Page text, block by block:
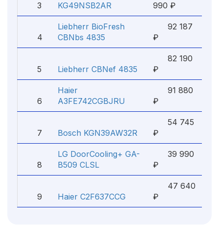
3
KG49NSB2AR
990 ₽
4
Liebherr BioFresh
CBNbs 4835
92 187
₽
5 Liebherr CBNef 4835
82 190
₽
6
Haier
A3FE742CGBJRU
91 880
₽
7 Bosch KGN39AW32R
54 745
₽
8
LG DoorCooling+ GA-
B509 CLSL
39 990
₽
9 Haier C2F637CCG
47 640
₽